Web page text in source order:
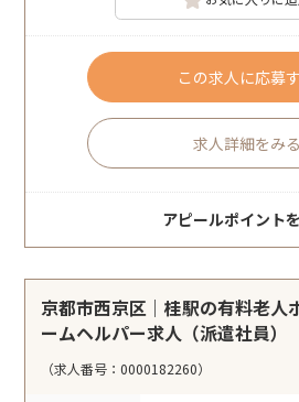
この求人に応募
求人詳細をみる
アピールポイント
京都市西京区｜桂駅の有料老人
ームヘルパー求人（派遣社員）
（求人番号：0000182260）